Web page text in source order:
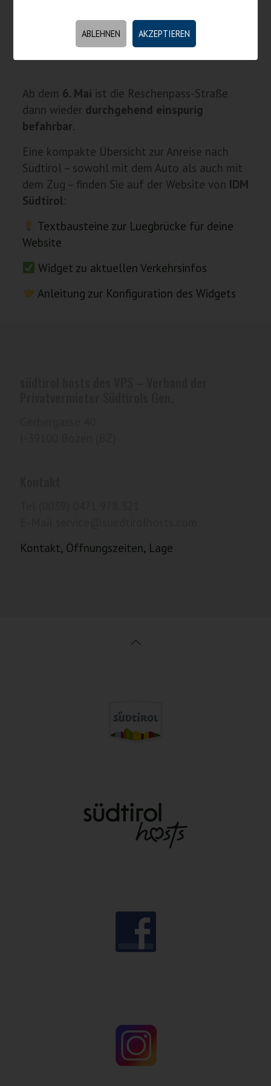
Fahrt über diese Strecke dauert nur etwa
Minuten länger
als gewöhnlich.
Ab dem 6. Mai ist die Reschenpass-Straße
dann wieder durchgehend einspurig
befahrbar.
Eine kompakte Übersicht zur Anreise nach
Südtirol – sowohl mit dem Auto als auch mit
dem Zug – finden Sie auf der Website von IDM
Südtirol:
Textbausteine zur Luegbrücke für deine
Website
Widget zu aktuellen Verkehrsinfos
Anleitung zur Konfiguration des Widgets
Kontakt, Öffnungszeiten, Lage
ABLEHNEN AKZEPTIEREN